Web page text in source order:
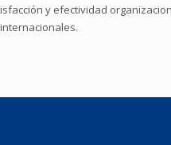
y efectividad